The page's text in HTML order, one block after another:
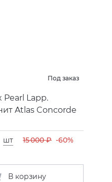
Под заказ
Pearl Lapp.
Atlas Concorde
шт 15 000 ₽ -60%
В корзину